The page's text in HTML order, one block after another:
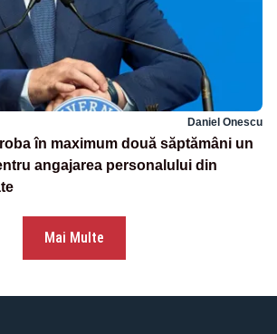
Daniel Onescu
în maximum două săptămâni un
angajarea personalului din
Mai Multe